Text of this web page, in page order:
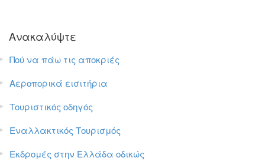
Ανακαλύψτε
Πού να πάω τις αποκριές
Αεροπορικά εισιτήρια
Τουριστικός οδηγός
Εναλλακτικός Τουρισμός
Εκδρομές στην Ελλάδα οδικώς